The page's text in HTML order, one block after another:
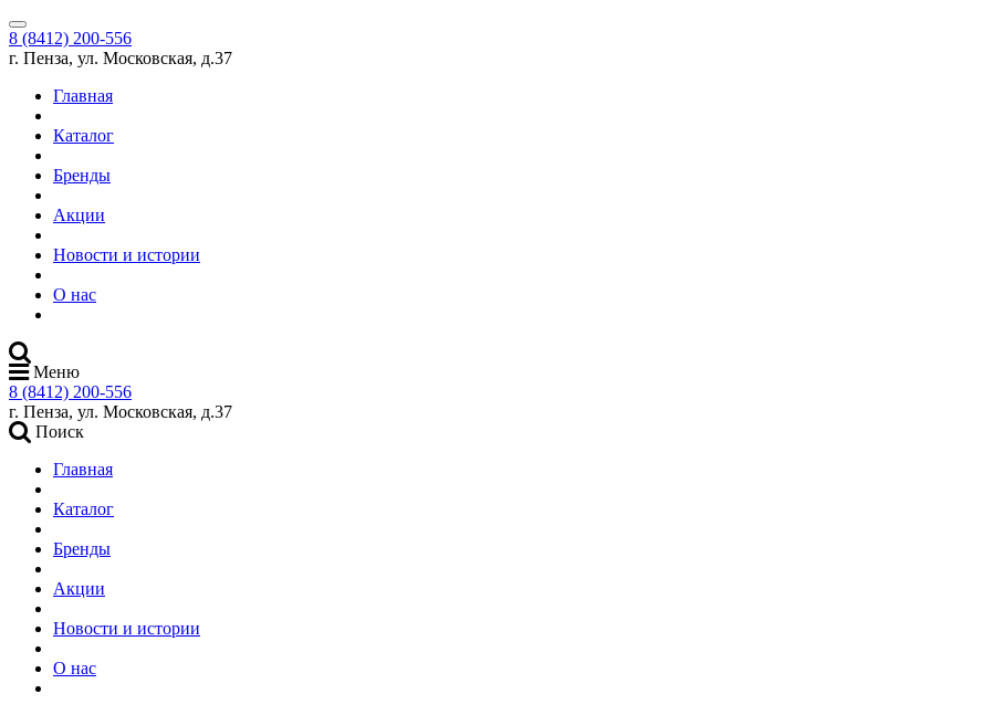
8 (8412) 200-556
г. Пенза, ул. Московская, д.37
Главная
Каталог
Бренды
Акции
Новости и истории
О нас
Меню
8 (8412) 200-556
г. Пенза, ул. Московская, д.37
Поиск
Главная
Каталог
Бренды
Акции
Новости и истории
О нас